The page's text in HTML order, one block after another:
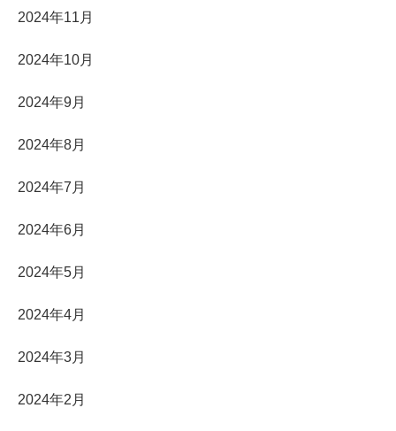
2024年11月
2024年10月
2024年9月
2024年8月
2024年7月
2024年6月
2024年5月
2024年4月
2024年3月
2024年2月